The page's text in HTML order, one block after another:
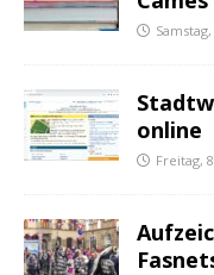
online
Freitag,